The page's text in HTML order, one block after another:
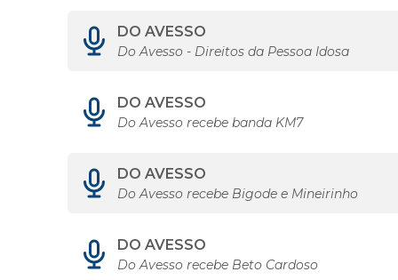
DO AVESSO
Do Avesso - Direitos da Pessoa Idosa
DO AVESSO
Do Avesso recebe banda KM7
DO AVESSO
Do Avesso recebe Bigode e Mineirinho
DO AVESSO
Do Avesso recebe Beto Cardoso